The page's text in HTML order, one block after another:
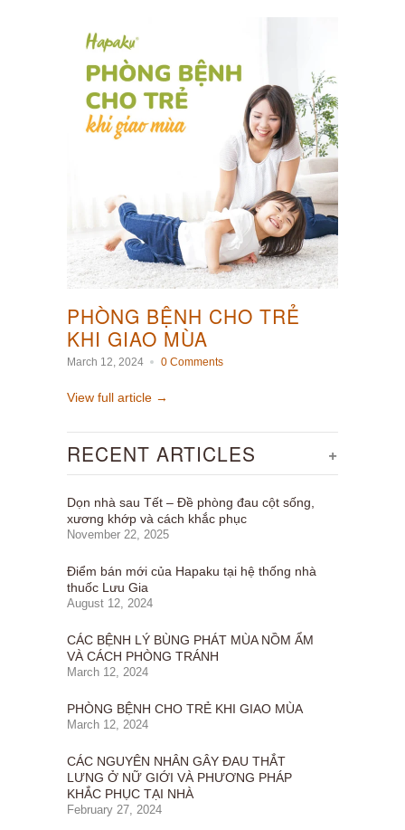
PHÒNG BỆNH CHO TRẺ
KHI GIAO MÙA
March 12, 2024 0 Comments
View full article →
+
RECENT ARTICLES
Dọn nhà sau Tết – Đề phòng đau cột sống,
xương khớp và cách khắc phục
November 22, 2025
Điểm bán mới của Hapaku tại hệ thống nhà
thuốc Lưu Gia
August 12, 2024
CÁC BỆNH LÝ BÙNG PHÁT MÙA NỒM ẨM
VÀ CÁCH PHÒNG TRÁNH
March 12, 2024
PHÒNG BỆNH CHO TRẺ KHI GIAO MÙA
March 12, 2024
CÁC NGUYÊN NHÂN GÂY ĐAU THẮT
LƯNG Ở NỮ GIỚI VÀ PHƯƠNG PHÁP
KHẮC PHỤC TẠI NHÀ
February 27, 2024